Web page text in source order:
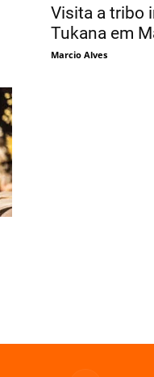
Visita a tribo
Tukana em
Marcio Alves